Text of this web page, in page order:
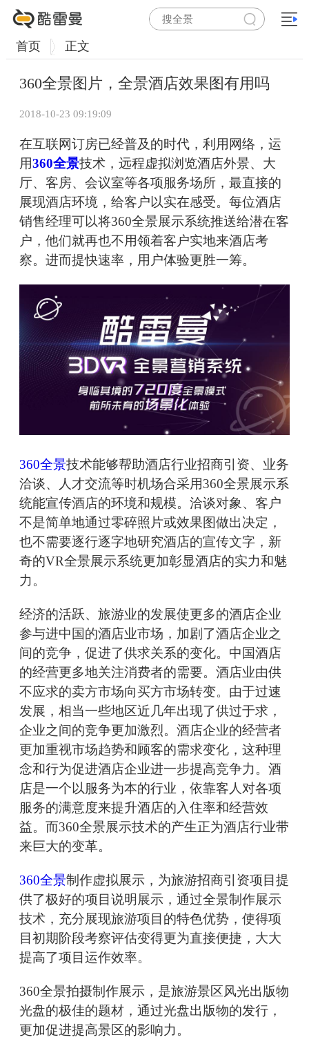
首页 正文
360全景图片，全景酒店效果图有用吗
2018-10-23 09:19:09
在互联网订房已经普及的时代，利用网络，运
用360全景技术，远程虚拟浏览酒店外景、大
厅、客房、会议室等各项服务场所，最直接的
展现酒店环境，给客户以实在感受。每位酒店
销售经理可以将360全景展示系统推送给潜在客
户，他们就再也不用领着客户实地来酒店考
察。进而提快速率，用户体验更胜一筹。
360全景技术能够帮助酒店行业招商引资、业务
洽谈、人才交流等时机场合采用360全景展示系
统能宣传酒店的环境和规模。洽谈对象、客户
不是简单地通过零碎照片或效果图做出决定，
也不需要逐行逐字地研究酒店的宣传文字，新
奇的VR全景展示系统更加彰显酒店的实力和魅
力。
经济的活跃、旅游业的发展使更多的酒店企业
参与进中国的酒店业市场，加剧了酒店企业之
间的竞争，促进了供求关系的变化。中国酒店
的经营更多地关注消费者的需要。酒店业由供
不应求的卖方市场向买方市场转变。由于过速
发展，相当一些地区近几年出现了供过于求，
企业之间的竞争更加激烈。酒店企业的经营者
更加重视市场趋势和顾客的需求变化，这种理
念和行为促进酒店企业进一步提高竞争力。酒
店是一个以服务为本的行业，依靠客人对各项
服务的满意度来提升酒店的入住率和经营效
益。而360全景展示技术的产生正为酒店行业带
来巨大的变革。
360全景制作虚拟展示，为旅游招商引资项目提
供了极好的项目说明展示，通过全景制作展示
技术，充分展现旅游项目的特色优势，使得项
目初期阶段考察评估变得更为直接便捷，大大
提高了项目运作效率。
360全景拍摄制作展示，是旅游景区风光出版物
光盘的极佳的题材，通过光盘出版物的发行，
更加促进提高景区的影响力。